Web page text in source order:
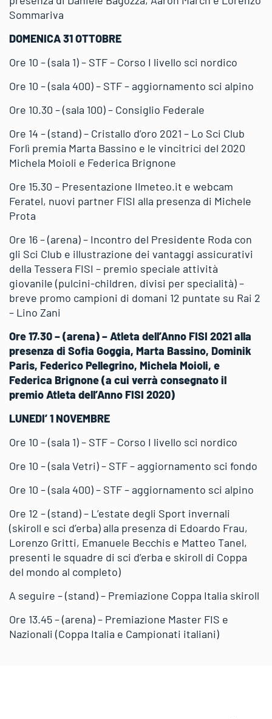
Sommariva
DOMENICA 31 OTTOBRE
Ore 10 – (sala 1) – STF – Corso I livello sci nordico
Ore 10 – (sala 400) – STF – aggiornamento sci alpino
Ore 10.30 – (sala 100) – Consiglio Federale
Ore 14 – (stand) – Cristallo d’oro 2021 – Lo Sci Club
Forlì premia Marta Bassino e le vincitrici del 2020
Michela Moioli e Federica Brignone
Ore 15.30 – Presentazione Ilmeteo.it e webcam
Feratel, nuovi partner FISI alla presenza di Michele
Prota
Ore 16 – (arena) – Incontro del Presidente Roda con
gli Sci Club e illustrazione dei vantaggi assicurativi
della Tessera FISI – premio speciale attività
giovanile (pulcini-children, divisi per specialità) –
breve promo campioni di domani 12 puntate su Rai 2
– Lino Zani
Ore 17.30 – (arena) – Atleta dell’Anno FISI 2021 alla
presenza di Sofia Goggia, Marta Bassino, Dominik
Paris, Federico Pellegrino, Michela Moioli, e
Federica Brignone (a cui verrà consegnato il
premio Atleta dell’Anno FISI 2020)
LUNEDI’ 1 NOVEMBRE
Ore 10 – (sala 1) – STF – Corso I livello sci nordico
Ore 10 – (sala Vetri) – STF – aggiornamento sci fondo
Ore 10 – (sala 400) – STF – aggiornamento sci alpino
Ore 12 – (stand) – L’estate degli Sport invernali
(skiroll e sci d’erba) alla presenza di Edoardo Frau,
Lorenzo Gritti, Emanuele Becchis e Matteo Tanel,
presenti le squadre di sci d’erba e skiroll di Coppa
del mondo al completo)
A seguire – (stand) – Premiazione Coppa Italia skiroll
Ore 13.45 – (arena) – Premiazione Master FIS e
Nazionali (Coppa Italia e Campionati italiani)